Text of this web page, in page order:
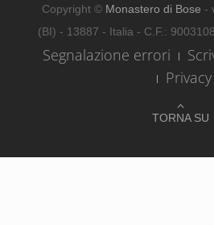
TORNA SU
Copyright © Monastero di Bose -
(BI) - 13887 - Italia - C.F.:
Segnalazione errori
Privacy